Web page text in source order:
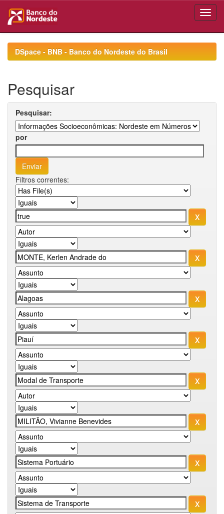
navigationDSpace - BNB - Banco do Nordeste do Brasil
Pesquisar
Pesquisar:
por
Filtros correntes: